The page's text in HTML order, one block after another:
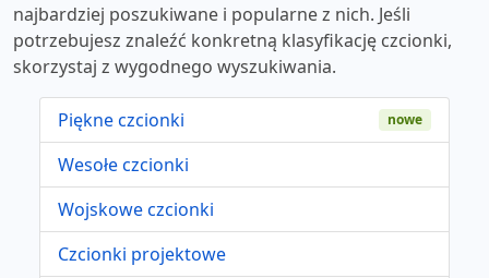
najbardziej poszukiwane i popularne z nich. Jeśli
potrzebujesz znaleźć konkretną klasyfikację czcionki,
skorzystaj z wygodnego wyszukiwania.
Piękne czcionki nowe
Wesołe czcionki
Wojskowe czcionki
Czcionki projektowe